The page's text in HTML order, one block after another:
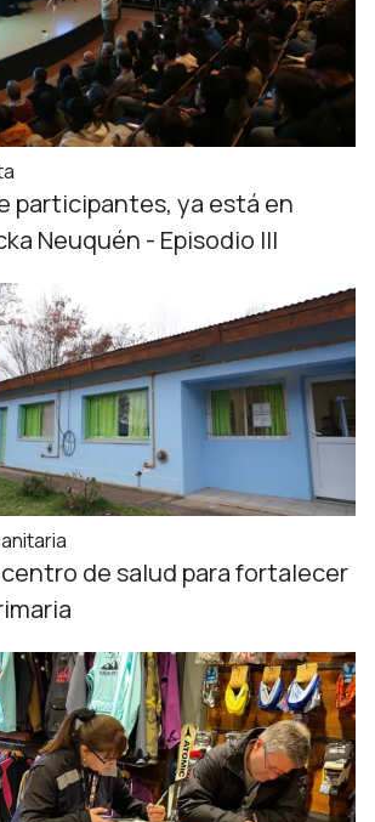
participantes, ya está en
Neuquén - Episodio III
de salud para fortalecer